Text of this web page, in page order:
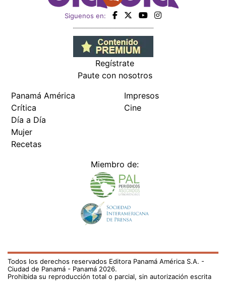
Siguenos en:
Regístrate
Paute con nosotros
Panamá América
Crítica
Día a Día
Mujer
Recetas
Impresos
Cine
Miembro de:
Todos los derechos reservados Editora Panamá América S.A. -
Ciudad de Panamá - Panamá 2026.
Prohibida su reproducción total o parcial, sin autorización escrita